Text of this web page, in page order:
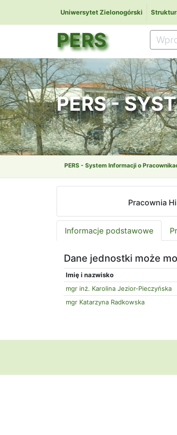
Uniwersytet Zielonogórski
PERS
PERS -
PERS - System Informacji o
Pracownia
Informacje podstawowe
Dane jednostki może
Imię i nazwisko
mgr inż. Karolina Jezior-Pieczyńska
mgr Katarzyna Radkowska